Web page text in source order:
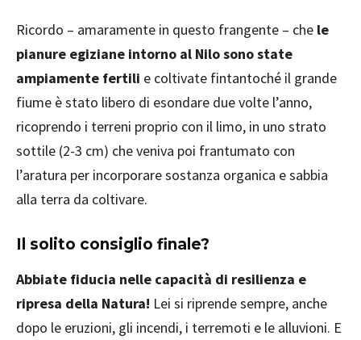
Ricordo – amaramente in questo frangente – che le
pianure egiziane intorno al Nilo sono state
ampiamente fertili e coltivate fintantoché il grande
fiume è stato libero di esondare due volte l’anno,
ricoprendo i terreni proprio con il limo, in uno strato
sottile (2-3 cm) che veniva poi frantumato con
l’aratura per incorporare sostanza organica e sabbia
alla terra da coltivare.
Il solito consiglio finale?
Abbiate fiducia nelle capacità di resilienza e
ripresa della Natura! Lei si riprende sempre, anche
dopo le eruzioni, gli incendi, i terremoti e le alluvioni. E